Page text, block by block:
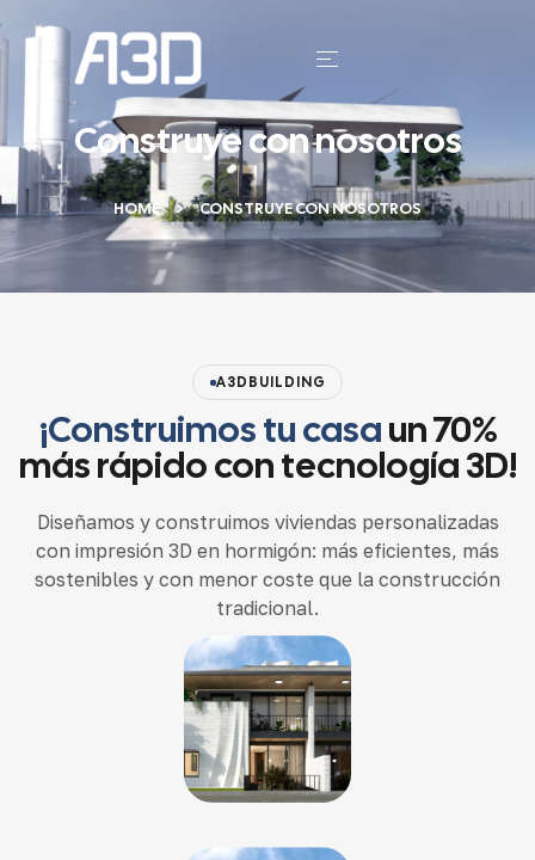
Construye con nosotros
HOME CONSTRUYE CON NOSOTROS
¡Construimos tu casaun 70%
más rápido con tecnología 3D!
A3DBUILDING
Diseñamos y construimos viviendas personalizadas
con impresión 3D en hormigón: más eficientes, más
sostenibles y con menor coste que la construcción
tradicional.